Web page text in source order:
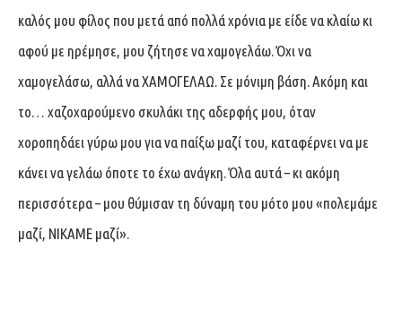
καλός μου φίλος που μετά από πολλά χρόνια με είδε να κλαίω κι
αφού με ηρέμησε, μου ζήτησε να χαμογελάω. Όχι να
χαμογελάσω, αλλά να ΧΑΜΟΓΕΛΑΩ. Σε μόνιμη βάση. Ακόμη και
το… χαζοχαρούμενο σκυλάκι της αδερφής μου, όταν
χοροπηδάει γύρω μου για να παίξω μαζί του, καταφέρνει να με
κάνει να γελάω όποτε το έχω ανάγκη. Όλα αυτά – κι ακόμη
περισσότερα – μου θύμισαν τη δύναμη του μότο μου «πολεμάμε
μαζί, ΝΙΚΑΜΕ μαζί».